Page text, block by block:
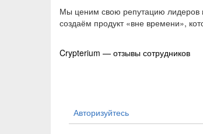
Мы ценим свою репутацию лидеров
создаём продукт «вне времени»,
Навигация
Crypterium — отзывы сотрудников
Авторизуйтесь